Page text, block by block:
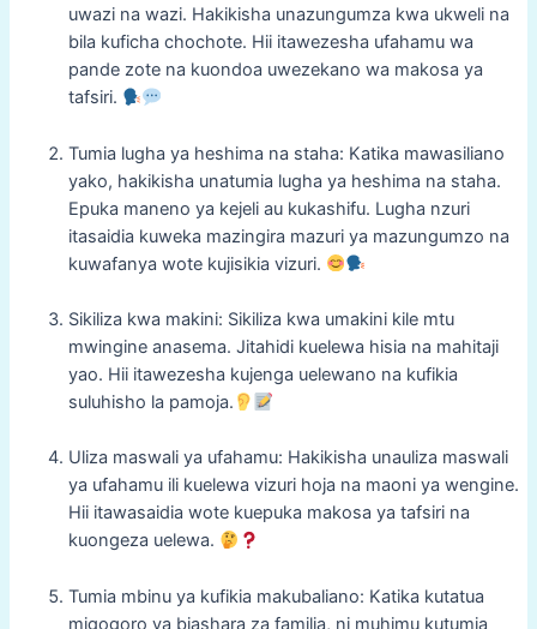
uwazi na wazi. Hakikisha unazungumza kwa ukweli na
bila kuficha chochote. Hii itawezesha ufahamu wa
pande zote na kuondoa uwezekano wa makosa ya
tafsiri.
Tumia lugha ya heshima na staha: Katika mawasiliano
yako, hakikisha unatumia lugha ya heshima na staha.
Epuka maneno ya kejeli au kukashifu. Lugha nzuri
itasaidia kuweka mazingira mazuri ya mazungumzo na
kuwafanya wote kujisikia vizuri.
Sikiliza kwa makini: Sikiliza kwa umakini kile mtu
mwingine anasema. Jitahidi kuelewa hisia na mahitaji
yao. Hii itawezesha kujenga uelewano na kufikia
suluhisho la pamoja.
Uliza maswali ya ufahamu: Hakikisha unauliza maswali
ya ufahamu ili kuelewa vizuri hoja na maoni ya wengine.
Hii itawasaidia wote kuepuka makosa ya tafsiri na
kuongeza uelewa.
Tumia mbinu ya kufikia makubaliano: Katika kutatua
migogoro ya biashara za familia, ni muhimu kutumia